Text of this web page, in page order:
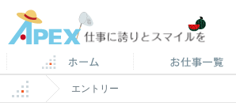
エントリー